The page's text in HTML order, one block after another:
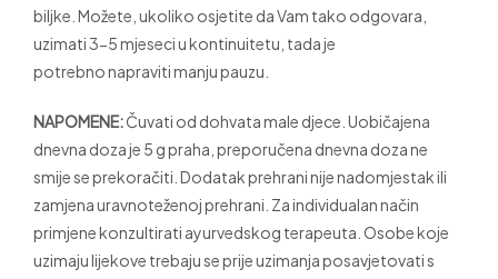
biljke. Možete, ukoliko osjetite da Vam tako odgovara,
uzimati 3-5 mjeseci u kontinuitetu, tada je
potrebno napraviti manju pauzu.
NAPOMENE:Čuvati od dohvata male djece. Uobičajena
dnevna doza je 5 g praha, preporučena dnevna doza ne
smije se prekoračiti. Dodatak prehrani nije nadomjestak ili
zamjena uravnoteženoj prehrani. Za individualan način
primjene konzultirati ayurvedskog terapeuta. Osobe koje
uzimaju lijekove trebaju se prije uzimanja posavjetovati s